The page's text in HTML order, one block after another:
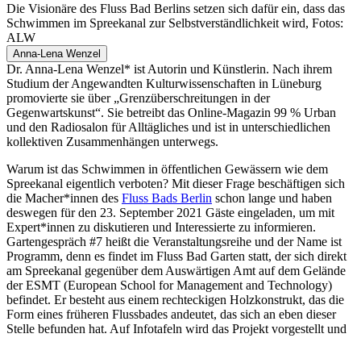
Die Visionäre des Fluss Bad Berlins setzen sich dafür ein, dass das
Schwimmen im Spreekanal zur Selbstverständlichkeit wird, Fotos:
ALW
Anna-Lena Wenzel
Dr. Anna-Lena Wenzel* ist Autorin und Künstlerin. Nach ihrem
Studium der Angewandten Kulturwissenschaften in Lüneburg
promovierte sie über „Grenzüberschreitungen in der
Gegenwartskunst“. Sie betreibt das Online-Magazin 99 % Urban
und den Radiosalon für Alltägliches und ist in unterschiedlichen
kollektiven Zusammenhängen unterwegs.
Warum ist das Schwimmen in öffentlichen Gewässern wie dem
Spreekanal eigentlich verboten? Mit dieser Frage beschäftigen sich
die Macher*innen des Fluss Bads Berlin schon lange und haben
deswegen für den 23. September 2021 Gäste eingeladen, um mit
Expert*innen zu diskutieren und Interessierte zu informieren.
Gartengespräch #7 heißt die Veranstaltungsreihe und der Name ist
Programm, denn es findet im Fluss Bad Garten statt, der sich direkt
am Spreekanal gegenüber dem Auswärtigen Amt auf dem Gelände
der ESMT (European School for Management and Technology)
befindet. Er besteht aus einem rechteckigen Holzkonstrukt, das die
Form eines früheren Flussbades andeutet, das sich an eben dieser
Stelle befunden hat. Auf Infotafeln wird das Projekt vorgestellt und